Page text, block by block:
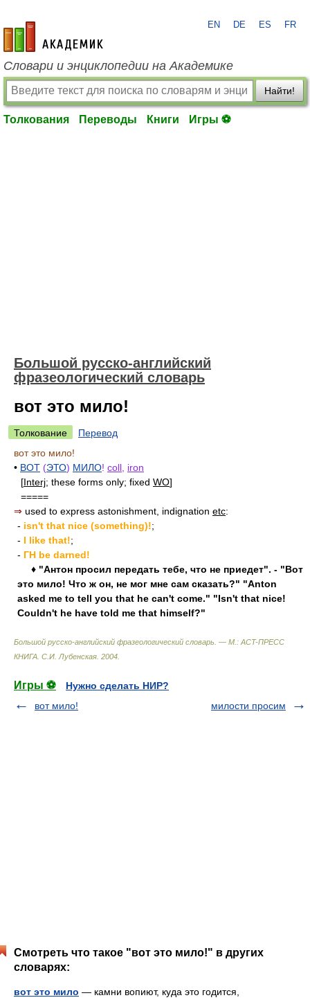
academic.ru
EN DE ES FR
Словари и энциклопедии на Академике
Найти!
Толкования Переводы Книги Игры ⚽
Большой русско-английский
фразеологический словарь
вот это мило!
Толкование
Перевод
вот это мило!
• ВОТ (ЭТО) МИЛО! coll iron
[Interj; these forms only; fixed WO]
=====
⇒ used to express astonishment, indignation etc:
- isn't that nice (something)!;
- I like that!;
- ГН be darned!
♦ "Антон просил передать тебе, что не приедет". - "Вот
это мило! Что ж он, не мог мне сам сказать?" "Anton
asked me to tell you that he can't come." "Isn't that nice!
Couldn't he have told me that himself?"
Большой русско-английский фразеологический словарь. — М.: ACT-ПРЕСС
КНИГА С.И. Лубенская 2004
Игры ⚽
Нужно сделать НИР?
вот мило!
милости просим
Смотреть что такое "вот это мило!" в других
словарях:
вот это мило — камни вопиют, куда это годится,